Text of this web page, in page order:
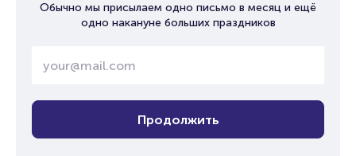
Обычно мы присылаем одно письмо в месяц и ещё
одно накануне больших праздников
Продолжить